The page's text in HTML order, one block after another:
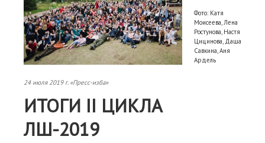
Фото: Катя
Моисеева, Лена
Ростунова, Настя
Цицинова, Даша
Савкина, Аня
Ардель
24 июля 2019 г. «Пресс-изба»
ИТОГИ II ЦИКЛА
ЛШ-2019